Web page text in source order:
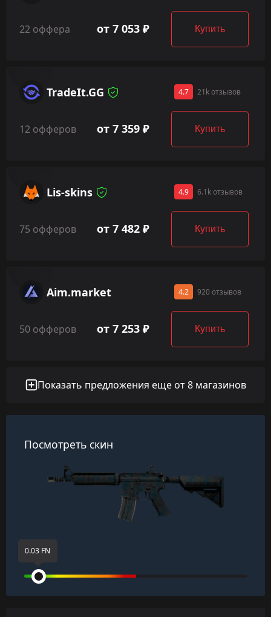
22 оффера от 7 053 ₽ Купить
TradeIt.GG 4.7 21k отзывов
12 офферов от 7 359 ₽ Купить
Lis-skins 4.9 6.1k отзывов
75 офферов от 7 482 ₽ Купить
Aim.market 4.2 920 отзывов
50 офферов от 7 253 ₽ Купить
Показать предложения еще от 8 магазинов
Посмотреть скин
0.03 FN